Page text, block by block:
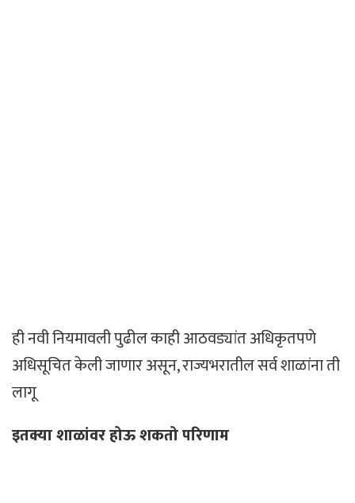
ही नवी नियमावली पुढील काही आठवड्यांत अधिकृतपणे
अधिसूचित केली जाणार असून, राज्यभरातील सर्व शाळांना ती
लागू
इतक्या शाळांवर होऊ शकतो परिणाम